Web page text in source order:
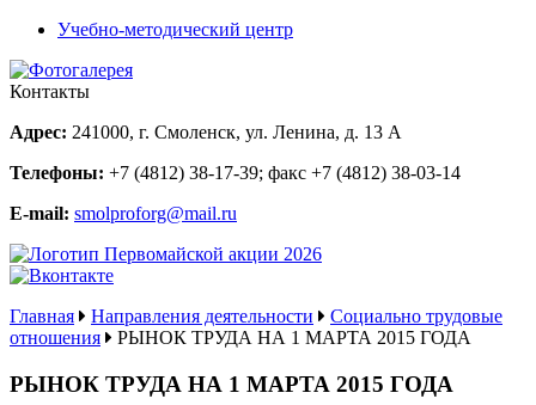
Учебно-методический центр
Контакты
Адрес: 241000, г. Смоленск, ул. Ленина, д. 13 А
Телефоны: +7 (4812) 38-17-39; факс +7 (4812) 38-03-14
E-mail: smolproforg@mail.ru
Главная Направления деятельности
Социально трудовые
отношения
РЫНОК ТРУДА НА 1 МАРТА 2015 ГОДА
РЫНОК ТРУДА НА 1 МАРТА 2015 ГОДА